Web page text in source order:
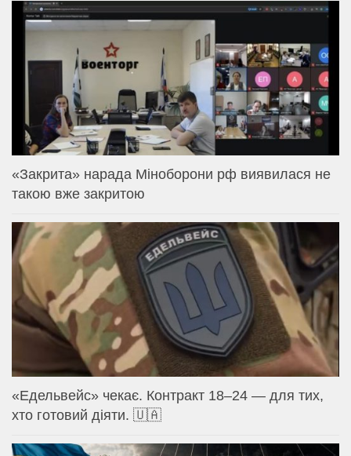
«Закрита» нарада Міноборони рф виявилася не
такою вже закритою
«Едельвейс» чекає. Контракт 18–24 — для тих,
хто готовий діяти. 🇺🇦